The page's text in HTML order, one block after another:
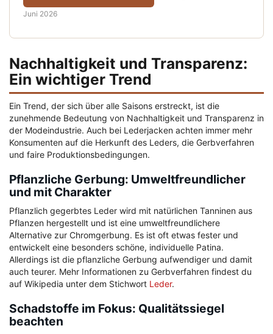
Juni 2026
Nachhaltigkeit und Transparenz:
Ein wichtiger Trend
Ein Trend, der sich über alle Saisons erstreckt, ist die
zunehmende Bedeutung von Nachhaltigkeit und Transparenz in
der Modeindustrie. Auch bei Lederjacken achten immer mehr
Konsumenten auf die Herkunft des Leders, die Gerbverfahren
und faire Produktionsbedingungen.
Pflanzliche Gerbung: Umweltfreundlicher
und mit Charakter
Pflanzlich gegerbtes Leder wird mit natürlichen Tanninen aus
Pflanzen hergestellt und ist eine umweltfreundlichere
Alternative zur Chromgerbung. Es ist oft etwas fester und
entwickelt eine besonders schöne, individuelle Patina.
Allerdings ist die pflanzliche Gerbung aufwendiger und damit
auch teurer. Mehr Informationen zu Gerbverfahren findest du
auf Wikipedia unter dem Stichwort Leder.
Schadstoffe im Fokus: Qualitätssiegel
beachten